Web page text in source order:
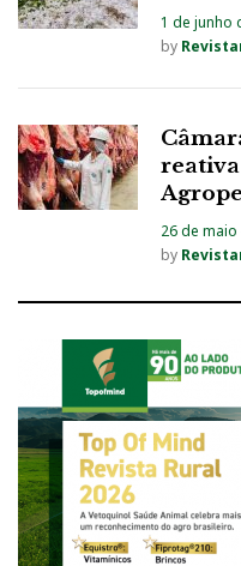
1 de junho
by
26 de maio
by